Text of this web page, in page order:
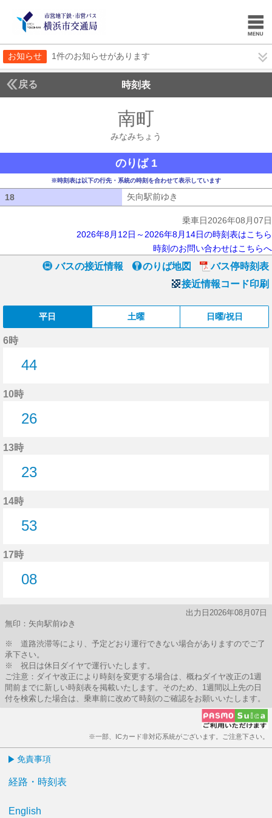
お知らせ 1件のお知らせがあります
戻る 時刻表
南町
みなみちょう
のりば 1
※時刻表は以下の行先・系統の時刻を合わせて表示しています
18 矢向駅前ゆき
乗車日2026年08月07日
2026年8月12日～2026年8月14日の時刻表はこちら
時刻のお問い合わせはこちらへ
バスの接近情報 のりば地図
バス停時刻表
接近情報コード印刷
平日 土曜 日曜/祝日
6時
44
10時
26
13時
23
14時
53
17時
08
出力日2026年08月07日
無印：矢向駅前ゆき
※ 道路渋滞等により、予定どおり運行できない場合がありますのでご了
承下さい。
※ 祝日は休日ダイヤで運行いたします。
ご注意：ダイヤ改正により時刻を変更する場合は、概ねダイヤ改正の1週
間前までに新しい時刻表を掲載いたします。そのため、1週間以上先の日
付を検索した場合は、乗車前に改めて時刻のご確認をお願いいたします。
※一部、ICカード非対応系統がございます。ご注意下さい。
免責事項
経路・時刻表
English